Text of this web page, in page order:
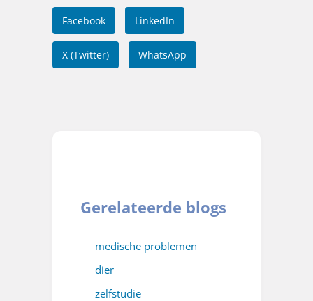
Facebook LinkedIn
X (Twitter) WhatsApp
Gerelateerde blogs
medische problemen
dier
zelfstudie